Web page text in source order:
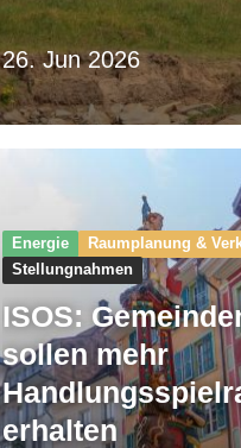
26. Jun 2026
Energie
Raumplanung &
Stellungnahmen
ISOS:
sollen mehr
erhalten